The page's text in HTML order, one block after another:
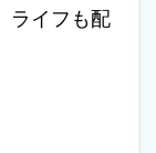
ライフも配